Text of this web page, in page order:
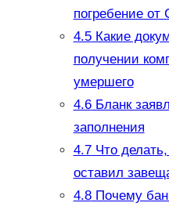
погребение от
4.5Какие
получении
умершего
4.6Бланк
заполнения
4.7Что
оставил
4.8Почему